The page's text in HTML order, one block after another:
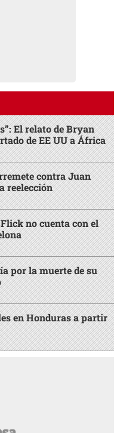
El relato de Bryan
de EE UU a África
contra Juan
reelección
no cuenta con el
por la muerte de su
en Honduras a partir